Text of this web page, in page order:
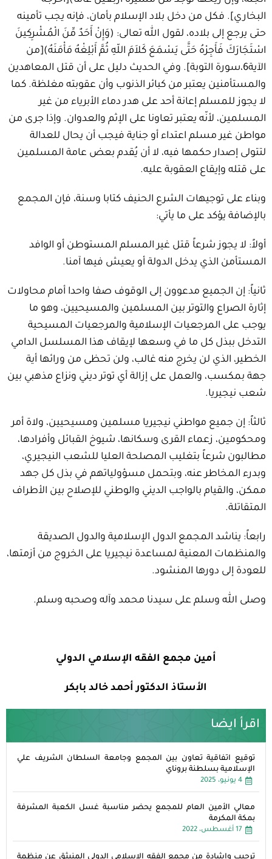
البخاري]. فكل من دخل بلاد الإسلام بأمان، فإنه يجب تأمينه
حتى يرجع إلى بلاده، لقول الله تعالى: (وَإِنْ أَحَدٌ مِّنَ الْمُشْرِكِينَ
اسْتَجَارَكَ فَأَجِرْهُ حَتَّى يَسْمَعَ كَلاَمَ اللّهِ ثُمَّ أَبْلِغْهُ مَأْمَنَهُ)[من
الآية6،سورة التوبة]. وفي الحديث دليل على أن قتل المعاهدين
والمستأمنين يعتبر من كبائر الذنوب وأن عقوبته مغلظة. كما
لا يجوز للمسلم إعانة أحد على هدر دماء الأبرياء من غير
المسلمين، لأنّه يعتبر تعاونا على الإثم والعدوان. وإذا جرى من
مواطن غير مسلم اعتداء أو جناية فيجب أن يحال للعدالة
لتتولى إصدار حكمها فيه، لا أن يُقدم بعض عامة المسلمين
على قتله وإيقاع العقوبة عليه.
وبناء على توجيهات الشرع الحنيف كتابا وسنة، فإن المجمع
بالإضافة يؤكد على ما يأتي:
أولاً: لا يجوز شرعاً قتل غير المسلم المستوطن أو الوافد
المستأمن الذي يدخل الدولة أو يعيش فيها آمنا.
ثانياً: إن الجميع مدعوون إلى الوقوف صفا واحدا أمام محاولات
إثارة الصراع والتوتر بين المسلمين والمسيحيين، وهو ما
يوجب على المرجعيات الإسلامية والمرجعيات المسيحية
التدخل ببذل كل ما في وسعها لإيقاف هذا المسلسل الدامي
الخطير، الذي لن يخرج منه غالب، ولن تحظى من ورائها أية
جهة بمكسب، والعمل على إزالة أي توتر ديني ونزاع مذهبي بين
شعب نيجيريا.
ثالثاً: إن جميع مواطني نيجيريا مسلمين ومسيحيين، ولاة أمر
ومحكومين، زعماء القرى وسكانها، شيوخ القبائل وأفرادها،
مطالبون شرعاً بتغليب المصلحة العليا للشعب النيجيري،
وبدرء المخاطر عنه، وبتحمل مسؤولياتهم في بذل كل جهد
ممكن، والقيام بالواجب الديني والوطني للإصلاح بين الأطراف
المتقاتلة.
رابعاً: يناشد المجمع الدول الإسلامية والدول الصديقة
والمنظمات المعنية لمساعدة نيجيريا على الخروج من أزمتها،
للعودة إلى دورها المنشود.
وصلى الله وسلم على سيدنا محمد وآله وصحبه وسلم.
أمين مجمع الفقه الإسلامي الدولي
الأستاذ الدكتور أحمد خالد بابكر
اقرأ ايضا
توقيع اتفاقية تعاون بين المجمع وجامعة السلطان الشريف علي
الإسلامية بسلطنة بروناي
4 يونيو، 2025
معالي الأمين العام للمجمع يحضر مناسبة غسل الكعبة المشرفة
بمكة المكرمة
17 أغسطس، 2022